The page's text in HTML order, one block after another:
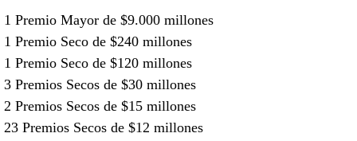
1 Premio Mayor de $9.000 millones
1 Premio Seco de $240 millones
1 Premio Seco de $120 millones
3 Premios Secos de $30 millones
2 Premios Secos de $15 millones
23 Premios Secos de $12 millones